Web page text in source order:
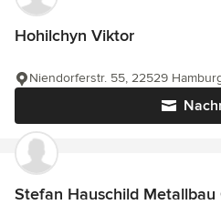
Hohilchyn Viktor
Niendorferstr. 55, 22529
Stefan Hauschild Metallbau